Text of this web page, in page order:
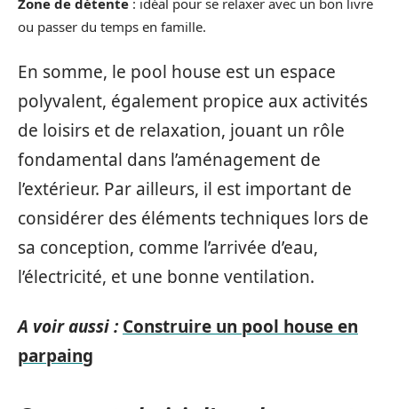
ou passer du temps en famille.
En somme, le pool house est un espace
polyvalent, également propice aux activités
de loisirs et de relaxation, jouant un rôle
fondamental dans l’aménagement de
l’extérieur. Par ailleurs, il est important de
considérer des éléments techniques lors de
sa conception, comme l’arrivée d’eau,
l’électricité, et une bonne ventilation.
A voir aussi : Construire un pool house en
parpaing